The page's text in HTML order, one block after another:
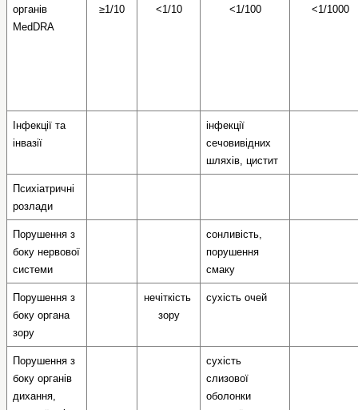
органів
MedDRA
≥1/10
<1/10
<1/100
<1/1000
Інфекції та
інвазії
інфекції
сечовивідних
шляхів, цистит
Психіатричні
розлади
Порушення з
боку нервової
системи
сонливість,
порушення
смаку
Порушення з
боку органа
зору
нечіткість
зору
cухість очей
Порушення з
боку органів
дихання,
cухість
слизової
оболонки